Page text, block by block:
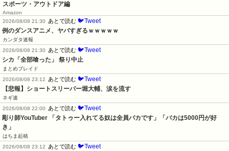
スポーツ・アウトドア編
Amazon
2026/08/08 21:30
あとで読む 🐦Tweet
例のダンスアニメ、ヤバすぎるｗｗｗｗｗ
カンダタ速報
2026/08/08 21:30
あとで読む 🐦Tweet
シカ「全部喰った」 祭り中止
まとめブレイド
2026/08/08 23:12
あとで読む 🐦Tweet
【悲報】ショートスリーパー堀大輔、涙を流す
ネギ速
2026/08/08 22:00
あとで読む 🐦Tweet
彫り師YouTuber 「タトゥー入れてる奴は全員バカです」「バカは5000円が好
き」
はちま起稿
2026/08/08 23:12
あとで読む 🐦Tweet